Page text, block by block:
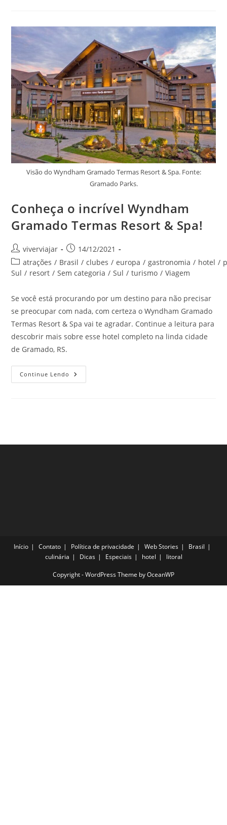
São
Veja:
Visão do Wyndham Gramado Termas Resort & Spa. Fonte:
Gramado Parks.
Conheça o incrível Wyndham
Gramado Termas Resort & Spa!
Autor
do
post:
viverviajar
Post
publicado:
14/12/2021
Categoria
do
atrações / Brasil / clubes / europa / gastronomia / hotel /
Sul / resort / Sem categoria / Sul / turismo / Viagem
Se você está procurando por um destino para não precisar
se preocupar com nada, com certeza o Wyndham Gramado
Termas Resort & Spa vai te agradar. Continue a leitura para
descobrir mais sobre esse hotel completo na linda cidade
de Gramado, RS.
Continue Lendo Conheça
O
Início Contato Política de privacidade Web Stories
Brasil
culinária
Dicas Especiais hotel litoral
Copyright - WordPress Theme by OceanWP